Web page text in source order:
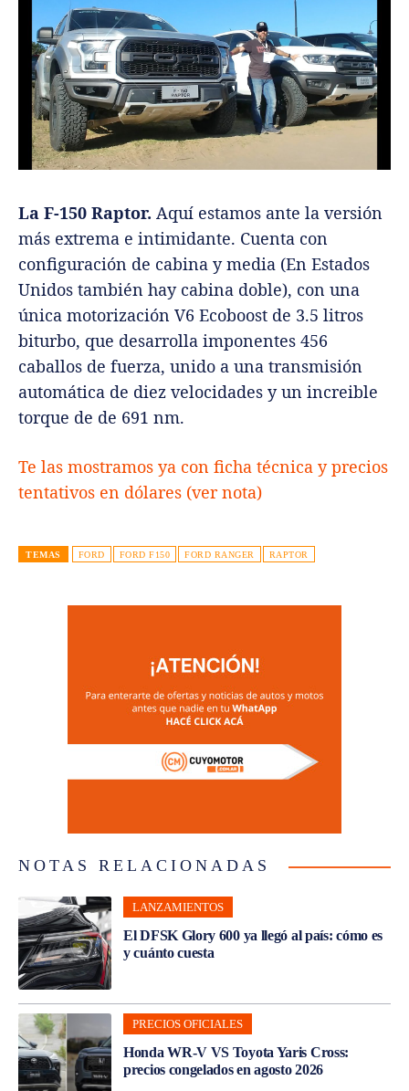
La F-150 Raptor. Aquí estamos ante la versión
más extrema e intimidante. Cuenta con
configuración de cabina y media (En Estados
Unidos también hay cabina doble), con una
única motorización V6 Ecoboost de 3.5 litros
biturbo, que desarrolla imponentes 456
caballos de fuerza, unido a una transmisión
automática de diez velocidades y un increible
torque de de 691 nm.
Te las mostramos ya con ficha técnica y precios
tentativos en dólares (ver nota)
TEMAS FORD FORD F150 FORD RANGER RAPTOR
NOTAS RELACIONADAS
LANZAMIENTOS
El DFSK Glory 600 ya llegó al país: cómo es
y cuánto cuesta
PRECIOS OFICIALES
Honda WR-V VS Toyota Yaris Cross:
precios congelados en agosto 2026